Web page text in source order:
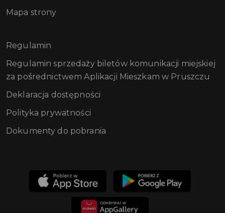
Mapa strony
Regulamin
Regulamin sprzedaży biletów komunikacji miejskiej
za pośrednictwem Aplikacji Mieszkam w Pruszczu
Deklaracja dostępności
Polityka prywatności
Dokumenty do pobrania